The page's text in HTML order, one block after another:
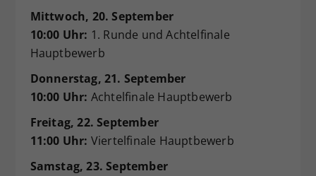
Mittwoch, 20. September
10:00 Uhr: 1. Runde und Achtelfinale
Hauptbewerb
Donnerstag, 21. September
10:00 Uhr: Achtelfinale Hauptbewerb
Freitag, 22. September
11:00 Uhr: Viertelfinale Hauptbewerb
Samstag, 23. September